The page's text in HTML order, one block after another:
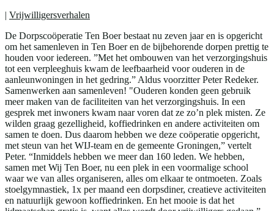
| Vrijwilligersverhalen
De Dorpscoöperatie Ten Boer bestaat nu zeven jaar en is opgericht
om het samenleven in Ten Boer en de bijbehorende dorpen prettig te
houden voor iedereen. ”Met het ombouwen van het verzorgingshuis
tot een verpleeghuis kwam de leefbaarheid voor ouderen in de
aanleunwoningen in het gedring.” Aldus voorzitter Peter Redeker.
Samenwerken aan samenleven! "Ouderen konden geen gebruik
meer maken van de faciliteiten van het verzorgingshuis. In een
gesprek met inwoners kwam naar voren dat ze zo’n plek misten. Ze
wilden graag gezelligheid, koffiedrinken en andere activiteiten om
samen te doen. Dus daarom hebben we deze coöperatie opgericht,
met steun van het WIJ-team en de gemeente Groningen,” vertelt
Peter. “Inmiddels hebben we meer dan 160 leden. We hebben,
samen met Wij Ten Boer, nu een plek in een voormalige school
waar we van alles organiseren, alles om elkaar te ontmoeten. Zoals
stoelgymnastiek, 1x per maand een dorpsdiner, creatieve activiteiten
en natuurlijk gewoon koffiedrinken. En het mooie is dat het